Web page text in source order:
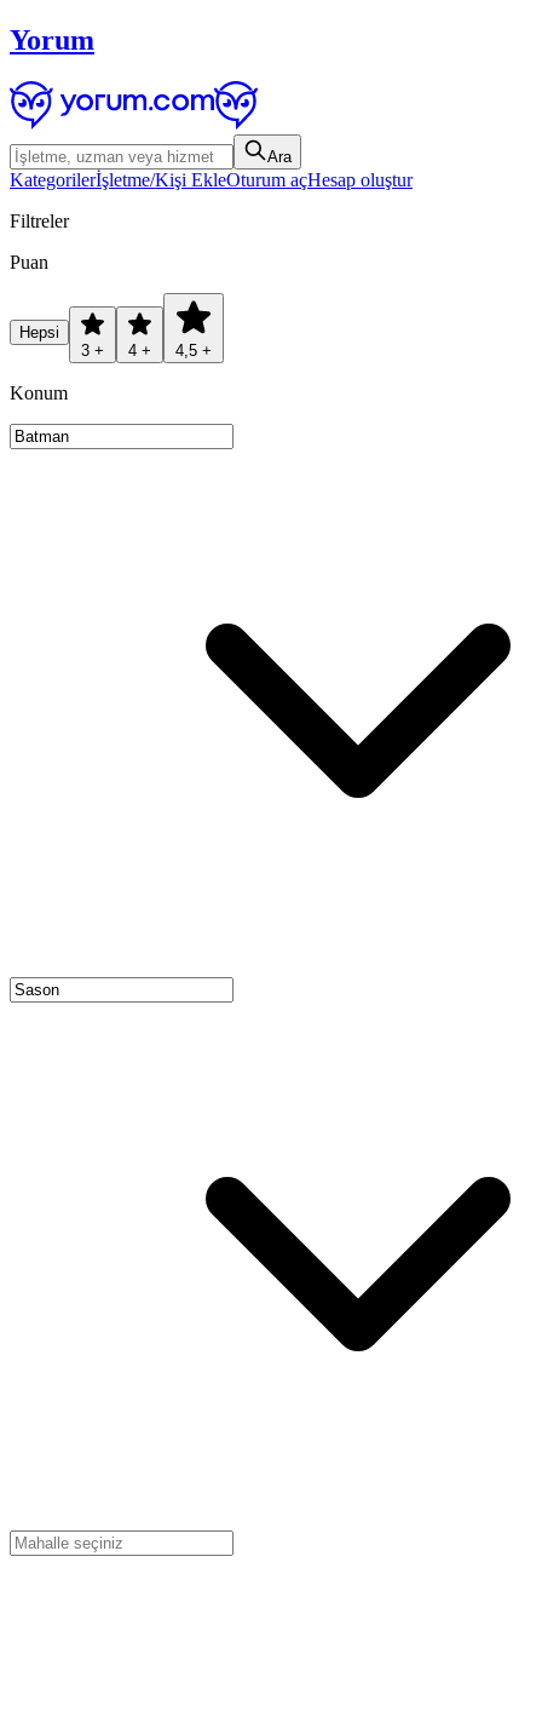
Yorum
Ara
Kategorilerİşletme/Kişi EkleOturum açHesap oluştur
Filtreler
Puan
Hepsi
3 +
4 + 4,5 +
Konum